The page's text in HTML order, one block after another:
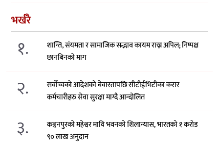
भर्खरै
१.
शान्ति, संयमता र सामाजिक सद्भाव कायम राख्न अपिल; निष्पक्ष
छानबिनको माग
२.
सर्वोच्चको आदेशको बेवास्तापछि सीटीईभिटीका करार
कर्मचारीहरु सेवा सुरक्षा माग्दै आन्दोलित
३.
कञ्चनपुरको महेश्वर मावि भवनको शिलान्यास, भारतको १ करोड
९० लाख अनुदान